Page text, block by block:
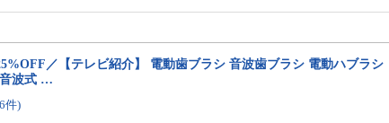
／【テレビ紹介】 電動歯ブラシ 音波歯ブラシ 電動ハブラシ
波式 …
件)